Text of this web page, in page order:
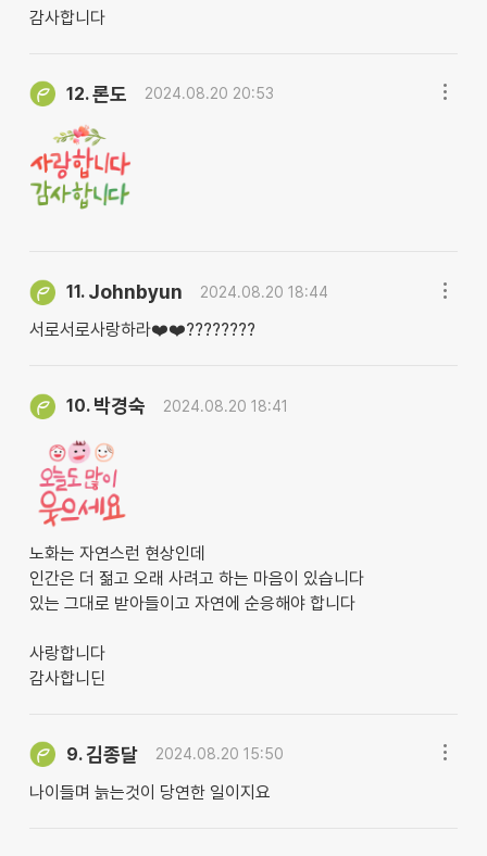
감사합니다
12.론도 2024.08.20 20:53
11. Johnbyun 2024.08.20 18:44
서로서로사랑하라❤️❤️????????
10. 박경숙 2024.08.20 18:41
노화는 자연스런 현상인데
인간은 더 젊고 오래 사려고 하는 마음이 있습니다
있는 그대로 받아들이고 자연에 순응해야 합니다
사랑합니다
감사합니딘
9.김종달 2024.08.20 15:50
나이들며 늙는것이 당연한 일이지요